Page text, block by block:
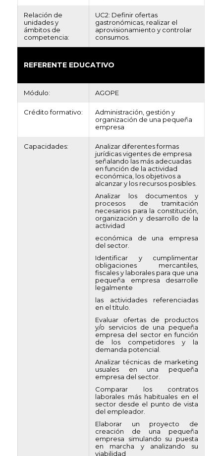
Relación de
unidades y
ámbitos de
competencia:
UC2: Definir ofertas
gastronómicas, realizar el
aprovisionamiento y controlar
consumos.
REFERENTE EDUCATIVO
Módulo: AGOPE
Crédito formativo:
Administración, gestión y
organización de una pequeña
empresa
Capacidades:
Analizar diferentes formas
jurídicas vigentes de empresa
señalando las más adecuadas
en función de la actividad
económica, los objetivos a
alcanzar y los recursos posibles.
Analizar los documentos y
procesos de tramitación
necesarios para la constitución,
organización y desarrollo de la
actividad
económica de una empresa
del sector.
Identificar y cumplimentar
obligaciones mercantiles,
fiscales y laborales para que una
pequeña empresa desarrolle
legalmente
las actividades referenciadas
en el título.
Evaluar ofertas de productos
y/o servicios de una pequeña
empresa del sector en función
de los competidores y la
demanda potencial.
Analizar técnicas de marketing
usuales en una pequeña
empresa del sector.
Comparar los contratos
laborales más habituales en el
sector desde el punto de vista
del empleador.
Elaborar un proyecto de
creación de una pequeña
empresa simulando su puesta
en marcha y analizando su
viabilidad